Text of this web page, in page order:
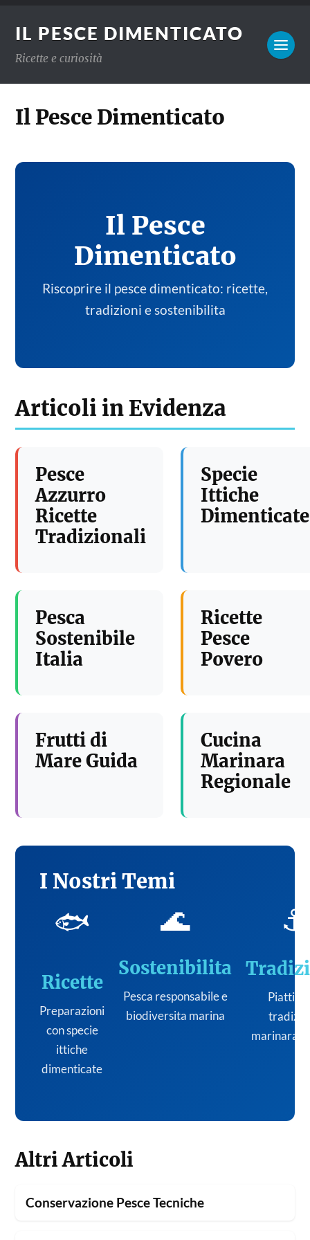
IL PESCE DIMENTICATO
Ricette e curiosità
Il Pesce Dimenticato
Il Pesce
Dimenticato
Riscoprire il pesce dimenticato: ricette,
tradizioni e sostenibilita
Articoli in Evidenza
Pesce
Azzurro
Ricette
Tradizionali
Specie
Ittiche
Dimenticate
Pesca
Sostenibile
Italia
Ricette
Pesce
Povero
Frutti di
Mare Guida
Cucina
Marinara
Regionale
I Nostri Temi
🐟
Ricette
Preparazioni
con specie
ittiche
dimenticate
🌊
Sostenibilita
Pesca responsabile e
biodiversita marina
⚓
Piatti
marinara
Altri Articoli
Conservazione Pesce Tecniche